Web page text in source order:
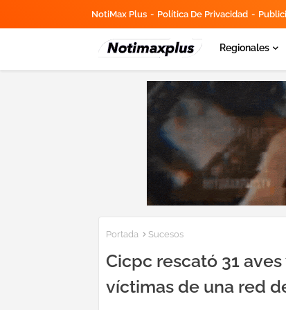
NotiMax Plus Política De Privacidad
Regionales
Portada Sucesos
Cicpc rescató 31
víctimas de una red